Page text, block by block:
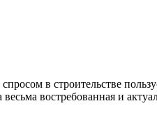
в строительстве
востребованная и